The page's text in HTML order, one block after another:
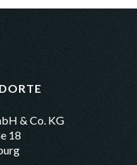
& Co. KG
18